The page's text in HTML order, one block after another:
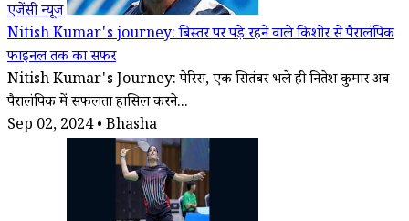
एजेंसी न्यूज
Nitish Kumar's journey: बिस्तर पर पड़े रहने वाले किशोर से पैरालंपिक
फाइनल तक का सफर
Nitish Kumar's Journey: पेरिस, एक सितंबर भले ही नितेश कुमार अब
पैरालंपिक में सफलता हासिल करने...
Sep 02, 2024 • Bhasha